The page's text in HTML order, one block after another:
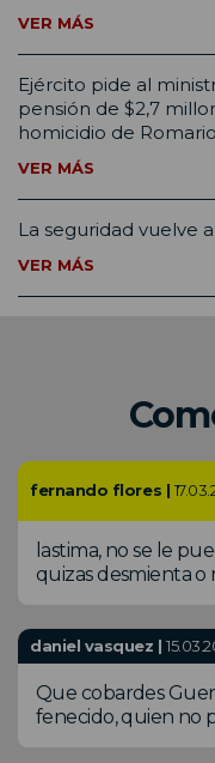
VER MÁS
Ejército pide al
pensión de $2,7
homicidio de
VER MÁS
La seguridad vuelve
VER MÁS
fernando flores |
lastima, no se le
quizas desmienta o
daniel vasquez |
Que cobardes
fenecido, quien no